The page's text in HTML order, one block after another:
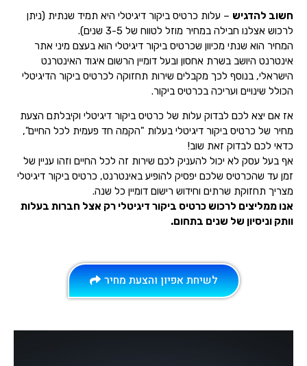
חשוב להדגיש – עלות כרטיס ביקור דיגיטלי היא תמיד שנתית (ניתן
לרכוש אצלנו חבילה במחיר מוזל לטווח של 3-5 שנים).
המחיר הוא שנתי מכיוון שכרטיס ביקור דיגיטלי הוא בעצם מיני אתר
אינטרנט היושב בשרת אחסון ובעל דומיין הרשום איגוד האינטרנט
הישראלי, בנוסף לכך מקבלים שירות תחזוקה לכרטיס ביקור הדיגיטלי
הכולל שינויים ועריכה בכרטיס ביקור.
אז אם יצא לכם לבדוק עלות של כרטיס ביקור דיגיטלי וקיבלתם הצעת
מחיר של כרטיס ביקור דיגיטלי בעלות "הקמה חד פעמית לכל החיים",
כדאי לכם לבדוק זאת שוב!
אף בעל עסק לא יכול להעניק לכם שירות זה לכל החיים וזהו עניין של
זמן עד שהכרטיס שלכם יפסיק להופיע באינטרנט, כרטיס ביקור דיגיטלי
מצריך תחזוקת שרתים וחידוש רישום דומיין כל שנה.
אנו ממליצים לרכוש כרטיס ביקור דיגיטלי רק אצל חברות בעלות
וותק וניסיון של שנים בתחום.
לשיחת אפיון והצעת מחיר